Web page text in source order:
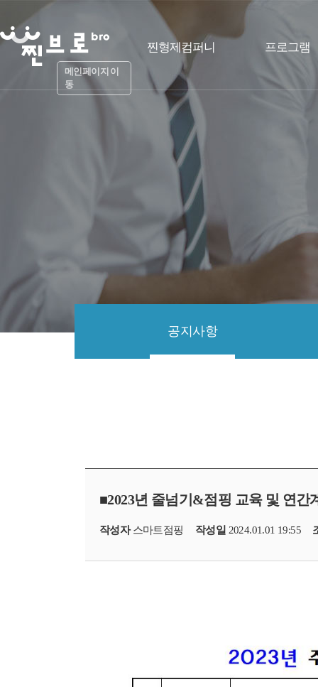
메인페이지 이
동
찐형제컴퍼니 프로그램
공지사항
■2023년 줄넘기&점핑 교육 및 연간
작성자스마트점핑 작성일 2024.01.01 19:55